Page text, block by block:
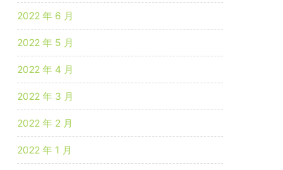
2022 年 6 月
2022 年 5 月
2022 年 4 月
2022 年 3 月
2022 年 2 月
2022 年 1 月